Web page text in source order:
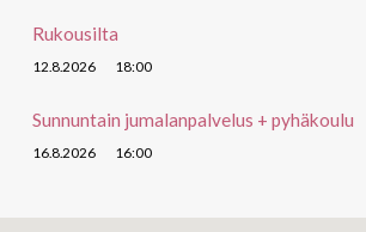
Rukousilta
12.8.2026 18:00
Sunnuntain jumalanpalvelus + pyhäkoulu
16.8.2026 16:00